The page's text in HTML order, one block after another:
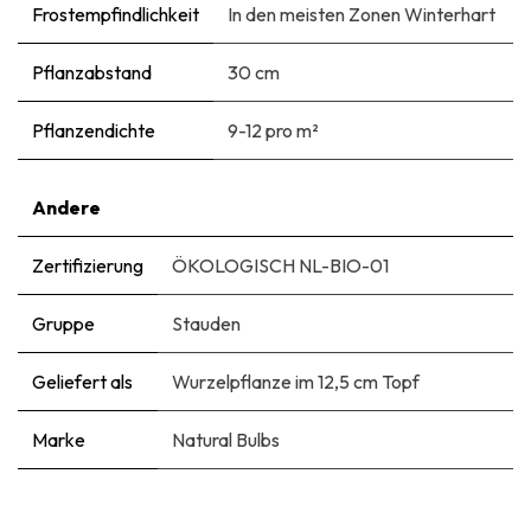
Frostempfindlichkeit In den meisten Zonen Winterhart
Pflanzabstand 30 cm
Pflanzendichte 9-12 pro m²
Andere
Zertifizierung ÖKOLOGISCH NL-BIO-01
Gruppe Stauden
Geliefert als Wurzelpflanze im 12,5 cm Topf
Marke Natural Bulbs